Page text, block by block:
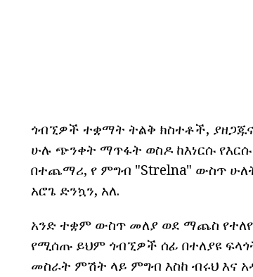
ጎብኚዎች ተቋማት ትልቅ ክስተቶች,
ሁሉ ጭንቀት ማጥፋት ወስዶ ከእነርሱ
በተጨማሪ, የ ምግብ "Strelna" ውስጥ
አሮጌ ድንኳን, አለ.
አንድ ተቋም ውስጥ መለያ ወደ ማጨስ የተለየ
የሚሰጡ ይህም ጎብኚዎች ሰፊ በተለያዩ
መስራት ምሽት ላይ ምግብ እስከ ብሩህ እና